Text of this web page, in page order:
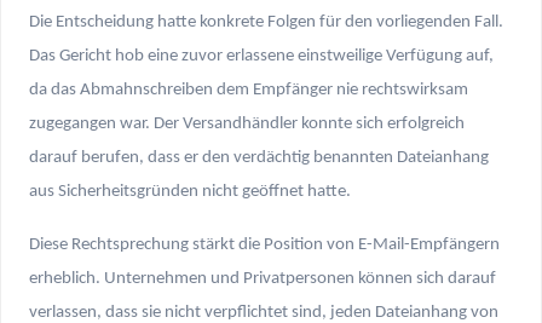
Die Entscheidung hatte konkrete Folgen für den vorliegenden Fall.
Das Gericht hob eine zuvor erlassene einstweilige Verfügung auf,
da das Abmahnschreiben dem Empfänger nie rechtswirksam
zugegangen war. Der Versandhändler konnte sich erfolgreich
darauf berufen, dass er den verdächtig benannten Dateianhang
aus Sicherheitsgründen nicht geöffnet hatte.
Diese Rechtsprechung stärkt die Position von E-Mail-Empfängern
erheblich. Unternehmen und Privatpersonen können sich darauf
verlassen, dass sie nicht verpflichtet sind, jeden Dateianhang von